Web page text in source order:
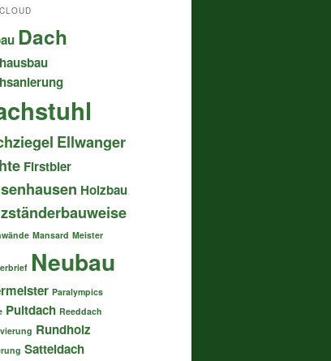
Dach
Ellwanger
Firstbier
Holzbau
Mansard Meister
Neubau
Paralympics
Pultdach Reeddach
Rundholz
Satteldach